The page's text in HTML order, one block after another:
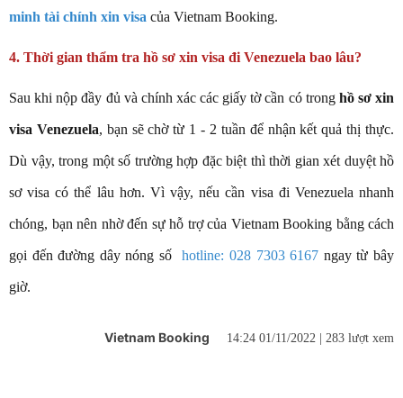
minh tài chính xin visa của Vietnam Booking.
4. Thời gian thẩm tra hồ sơ xin visa đi Venezuela bao lâu?
Sau khi nộp đầy đủ và chính xác các giấy tờ cần có trong hồ sơ xin
visa Venezuela, bạn sẽ chờ từ 1 - 2 tuần để nhận kết quả thị thực.
Dù vậy, trong một số trường hợp đặc biệt thì thời gian xét duyệt hồ
sơ visa có thể lâu hơn. Vì vậy, nếu cần visa đi Venezuela nhanh
chóng, bạn nên nhờ đến sự hỗ trợ của Vietnam Booking bằng cách
gọi đến đường dây nóng số hotline: 028 7303 6167 ngay từ bây
giờ.
Vietnam Booking 14:24 01/11/2022 | 283 lượt xem